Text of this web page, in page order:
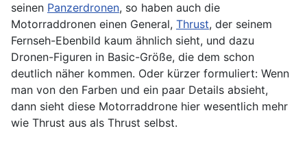
seinen Panzerdronen, so haben auch die
Motorraddronen einen General, Thrust, der seinem
Fernseh-Ebenbild kaum ähnlich sieht, und dazu
Dronen-Figuren in Basic-Größe, die dem schon
deutlich näher kommen. Oder kürzer formuliert: Wenn
man von den Farben und ein paar Details absieht,
dann sieht diese Motorraddrone hier wesentlich mehr
wie Thrust aus als Thrust selbst.